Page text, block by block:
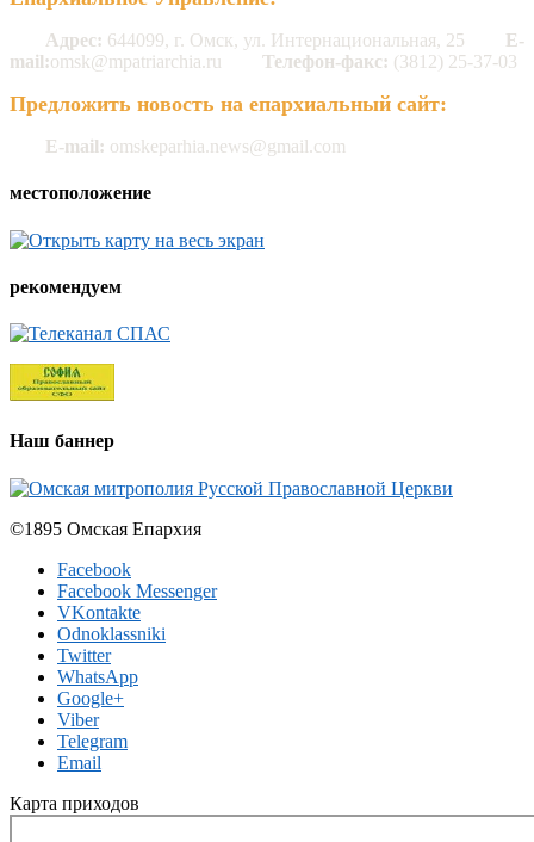
Адрес: 644099, г. Омск, ул. Интернациональная, 25
E-
mail:omsk@mpatriarchia.ru Телефон-факс: (3812) 25-37-03
Предложить новость на епархиальный сайт:
E-mail: omskeparhia.news@gmail.com
местоположение
рекомендуем
Наш баннер
©1895 Омская Епархия
Facebook
Facebook Messenger
VKontakte
Odnoklassniki
Twitter
WhatsApp
Google+
Viber
Telegram
Email
Карта приходов